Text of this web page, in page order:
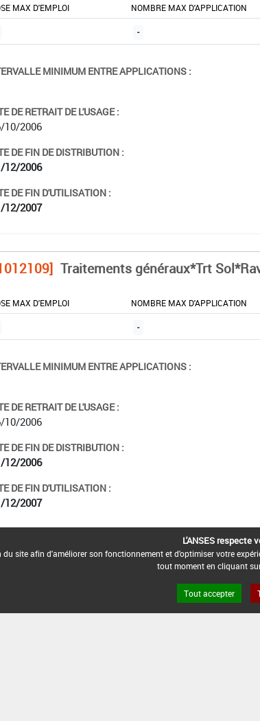
MAX D'EMPLOI NOMBRE MAX D'APPLICATION
-
MINIMUM ENTRE APPLICATIONS :
DE RETRAIT DE L'USAGE :
10/2006
DE FIN DE DISTRIBUTION :
12/2006
DE FIN D'UTILISATION :
12/2007
Traitements généraux*Trt
MAX D'EMPLOI NOMBRE MAX D'APPLICATION
-
MINIMUM ENTRE APPLICATIONS :
DE RETRAIT DE L'USAGE :
10/2006
DE FIN DE DISTRIBUTION :
12/2006
DE FIN D'UTILISATION :
12/2007
L'ANSES respecte
site afin d'améliorer son fonctionnement et d'optimiser votre
tout moment en cliquant
Tout accepter